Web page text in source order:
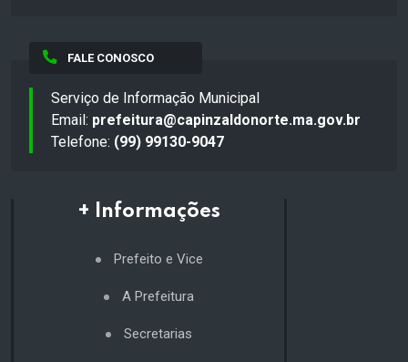
FALE CONOSCO
Serviço de Informação Municipal
Email: prefeitura@capinzaldonorte.ma.gov.br
Telefone: (99) 99130-9047
+ Informações
Prefeito e Vice
A Prefeitura
Secretarias